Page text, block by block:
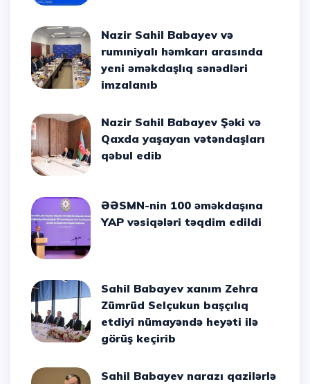
Nazir Sahil Babayev və
rumıniyalı həmkarı arasında
yeni əməkdaşlıq sənədləri
imzalanıb
Nazir Sahil Babayev Şəki və
Qaxda yaşayan vətəndaşları
qəbul edib
ƏƏSMN-nin 100 əməkdaşına
YAP vəsiqələri təqdim edildi
Sahil Babayev xanım Zehra
Zümrüd Selçukun başçılıq
etdiyi nümayəndə heyəti ilə
görüş keçirib
Sahil Babayev narazı qazilərlə